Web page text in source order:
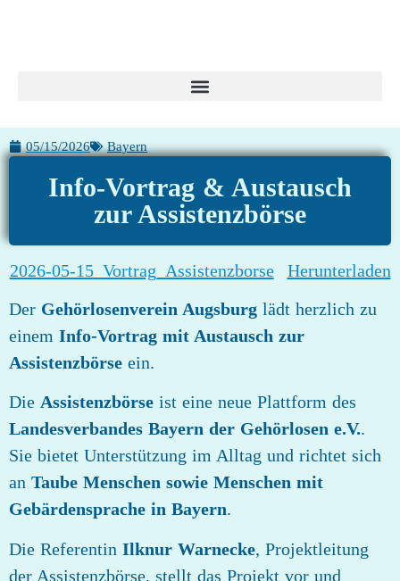
05/15/2026 Bayern
Info-Vortrag & Austausch
zur Assistenzbörse
2026-05-15_Vortrag_Assistenzborse
Herunterladen
Der Gehörlosenverein Augsburg lädt herzlich zu
einem Info-Vortrag mit Austausch zur
Assistenzbörse ein.
Die Assistenzbörse ist eine neue Plattform des
Landesverbandes Bayern der Gehörlosen e.V..
Sie bietet Unterstützung im Alltag und richtet sich
an Taube Menschen sowie Menschen mit
Gebärdensprache in Bayern.
Die Referentin Ilknur Warnecke, Projektleitung
der Assistenzbörse, stellt das Projekt vor und